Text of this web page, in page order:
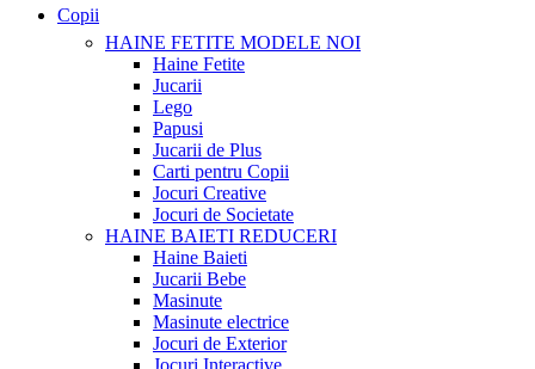
Copii
HAINE FETITE MODELE NOI
Haine Fetite
Jucarii
Lego
Papusi
Jucarii de Plus
Carti pentru Copii
Jocuri Creative
Jocuri de Societate
HAINE BAIETI REDUCERI
Haine Baieti
Jucarii Bebe
Masinute
Masinute electrice
Jocuri de Exterior
Jocuri Interactive